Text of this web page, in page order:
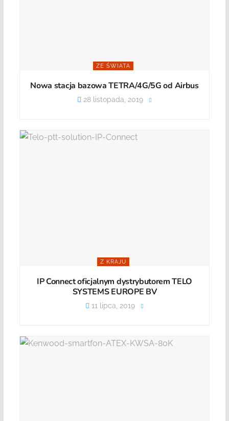
ZE ŚWIATA
Nowa stacja bazowa TETRA/4G/5G od Airbus
28 listopada, 2019
Z KRAJU
IP Connect oficjalnym dystrybutorem TELO
SYSTEMS EUROPE BV
11 lipca, 2019